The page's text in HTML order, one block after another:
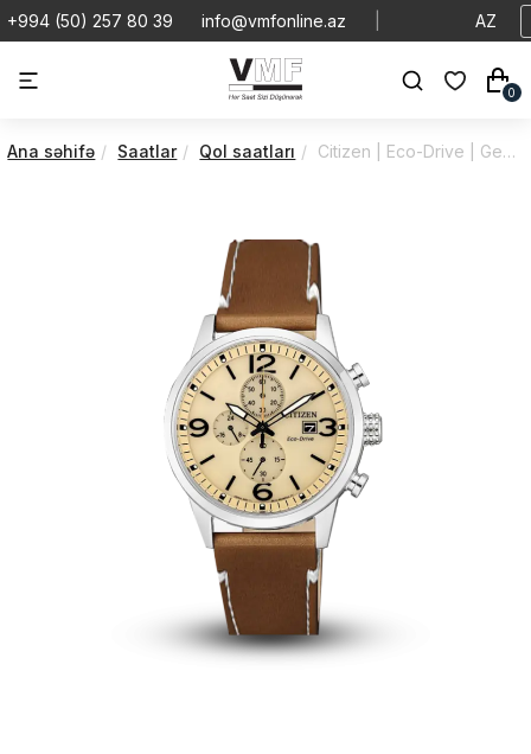
+994 (50) 257 80 39 info@vmfonline.az AZ
0
Ana səhifə Saatlar Qol saatları Citizen | Eco-Drive | Gent | CA0618-18X